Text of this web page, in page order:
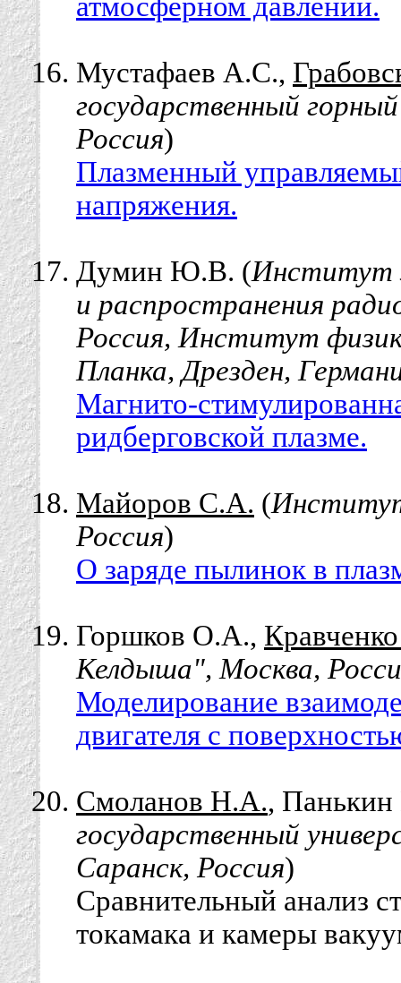
атмосферном давлении.
Мустафаев А.С.,
государственный
Россия)
Плазменный
напряжения.
Думин Ю.В. (Институт
и распространения
Россия, Институт
Планка, Дрезден,
Магнито-
ридберговской плазме.
Майоров С.А. (
Россия)
О заряде пылинок в
Горшков О.А.,
Келдыша", Москва,
Моделирование
двигателя с
Смоланов Н.А.,
государственный
Саранск, Россия)
Сравнительный анализ
токамака и камеры